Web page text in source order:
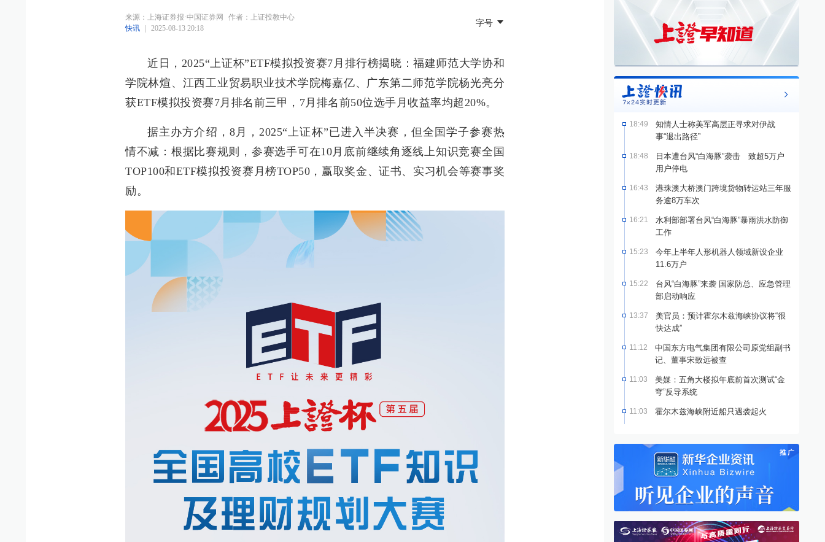
来源： 上海证券报·中国证券网
作者：上证投教中心
快讯
2025-08-13 20:18
字号
近日，2025“上证杯”ETF模拟投资赛7月排行榜揭晓：福建师范大学协和
学院林煊、江西工业贸易职业技术学院梅嘉亿、广东第二师范学院杨光亮分
获ETF模拟投资赛7月排名前三甲，7月排名前50位选手月收益率均超20%。
据主办方介绍，8月，2025“上证杯”已进入半决赛，但全国学子参赛热
情不减：根据比赛规则，参赛选手可在10月底前继续角逐线上知识竞赛全国
TOP100和ETF模拟投资赛月榜TOP50，赢取奖金、证书、实习机会等赛事奖
励。
18:49
知情人士称美军高层正寻求对伊战
事“退出路径”
18:48
日本遭台风“白海豚”袭击 致超5万户
用户停电
16:43
港珠澳大桥澳门跨境货物转运站三年服
务逾8万车次
16:21
水利部部署台风“白海豚”暴雨洪水防御
工作
15:23
今年上半年人形机器人领域新设企业
11.6万户
15:22
台风“白海豚”来袭 国家防总、应急管理
部启动响应
13:37
美官员：预计霍尔木兹海峡协议将“很
快达成”
11:12
中国东方电气集团有限公司原党组副书
记、董事宋致远被查
11:03
美媒：五角大楼拟年底前首次测试“金
穹”反导系统
11:03 霍尔木兹海峡附近船只遇袭起火